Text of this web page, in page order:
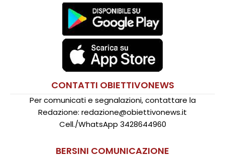
CONTATTI OBIETTIVONEWS
Per comunicati e segnalazioni, contattare la
Redazione: redazione@obiettivonews.it
Cell./WhatsApp 3428644960
BERSINI COMUNICAZIONE